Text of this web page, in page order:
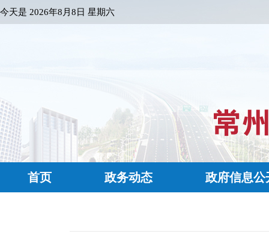
今天是 2026年8月8日 星期六
首页 政务动态 政府信息公